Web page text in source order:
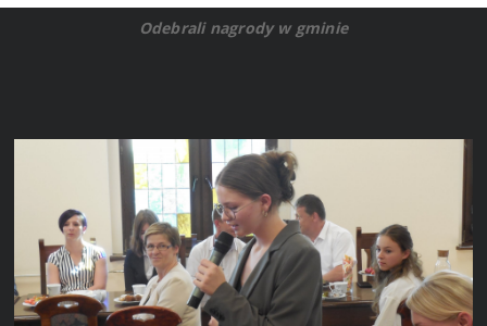
Odebrali nagrody w gminie